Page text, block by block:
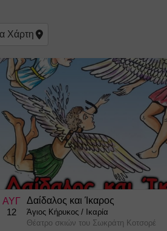
Χάρτη
ΑΥΓ
12
Δαίδαλος και Ίκαρος
Άγιος Κήρυκος / Ικαρία
Θέατρο σκιών του Σωκράτη Κοτσορέ